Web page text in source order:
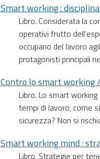
Smart working :
Libro. Considerata la
operativi frutto
occupano del lavoro
protagonisti principali
Contro lo smart working
Libro. Lo smart
tempi di lavoro, come
sicurezza? Non si
Smart working mind :
Libro. Strategie per